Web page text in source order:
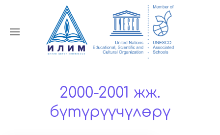
2000-2001 жж.
бүтүрүүчүлөрү